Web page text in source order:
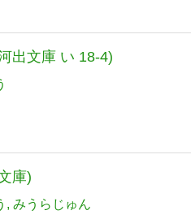
出文庫 い 18-4)
庫)
みうらじゅん